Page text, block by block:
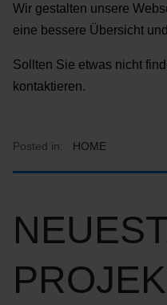
Wir gestalten unsere
eine bessere Übersicht
Sollten Sie etwas nicht
kontaktieren.
Posted in: HOME